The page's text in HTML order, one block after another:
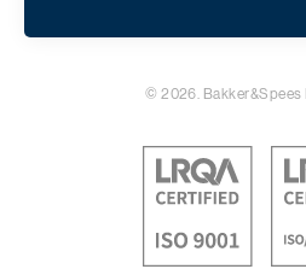
© 2026. Bakker&Spees